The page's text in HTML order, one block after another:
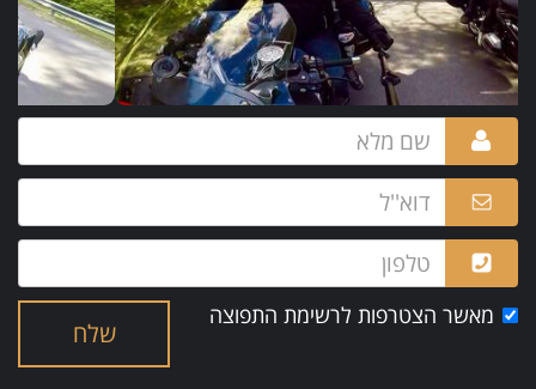
שלח
מאשר הצטרפות לרשימת התפוצה